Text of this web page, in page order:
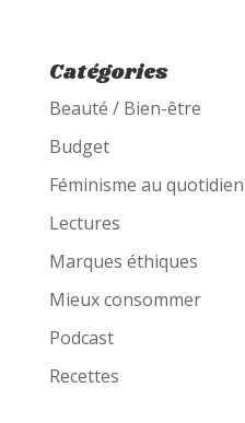
Catégories
Beauté / Bien-être
Budget
Féminisme au quotidien
Lectures
Marques éthiques
Mieux consommer
Podcast
Recettes